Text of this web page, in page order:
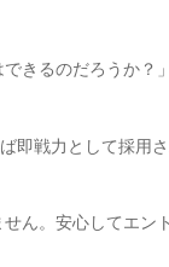
きるのだろうか？
即戦力として採用
ん。安心してエン